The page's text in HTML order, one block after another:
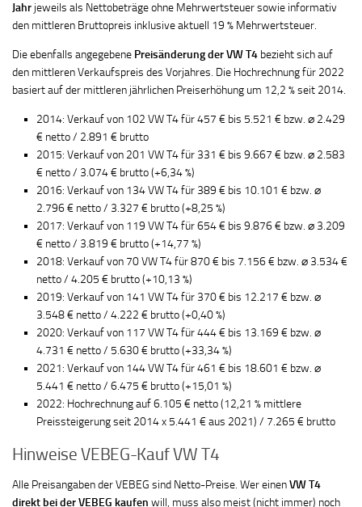
Jahr jeweils als Nettobeträge ohne Mehrwertsteuer sowie informativ
den mittleren Bruttopreis inklusive aktuell 19 % Mehrwertsteuer.
Die ebenfalls angegebene Preisänderung der VW T4 bezieht sich auf
den mittleren Verkaufspreis des Vorjahres. Die Hochrechnung für 2022
basiert auf der mittleren jährlichen Preiserhöhung um 12,2 % seit 2014.
2014: Verkauf von 102 VW T4 für 457 € bis 5.521 € bzw. ⌀ 2.429
€ netto / 2.891 € brutto
2015: Verkauf von 201 VW T4 für 331 € bis 9.667 € bzw. ⌀ 2.583
€ netto / 3.074 € brutto (+6,34 %)
2016: Verkauf von 134 VW T4 für 389 € bis 10.101 € bzw. ⌀
2.796 € netto / 3.327 € brutto (+8,25 %)
2017: Verkauf von 119 VW T4 für 654 € bis 9.876 € bzw. ⌀ 3.209
€ netto / 3.819 € brutto (+14,77 %)
2018: Verkauf von 70 VW T4 für 870 € bis 7.156 € bzw. ⌀ 3.534 €
netto / 4.205 € brutto (+10,13 %)
2019: Verkauf von 141 VW T4 für 370 € bis 12.217 € bzw. ⌀
3.548 € netto / 4.222 € brutto (+0,40 %)
2020: Verkauf von 117 VW T4 für 444 € bis 13.169 € bzw. ⌀
4.731 € netto / 5.630 € brutto (+33,34 %)
2021: Verkauf von 144 VW T4 für 461 € bis 18.601 € bzw. ⌀
5.441 € netto / 6.475 € brutto (+15,01 %)
2022: Hochrechnung auf 6.105 € netto (12,21 % mittlere
Preissteigerung seit 2014 x 5.441 € aus 2021) / 7.265 € brutto
Hinweise VEBEG-Kauf VW T4
Alle Preisangaben der VEBEG sind Netto-Preise. Wer einenVW T4
direkt bei der VEBEG kaufen will, muss also meist (nicht immer) noch